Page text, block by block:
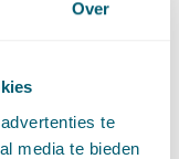
Over
te
media te bieden
keuzes, het
het daadwerkelijk